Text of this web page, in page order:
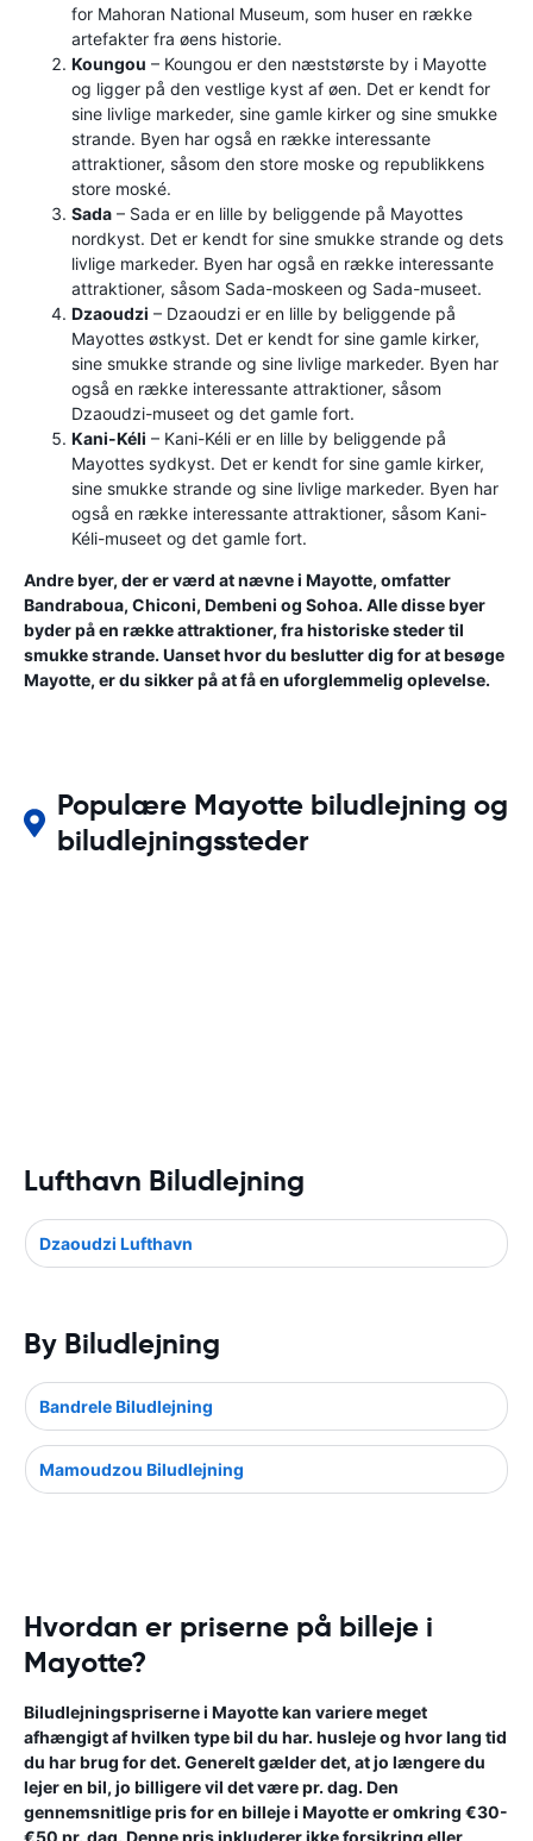
for Mahoran National Museum, som huser en række
artefakter fra øens historie.
Koungou – Koungou er den næststørste by i Mayotte
og ligger på den vestlige kyst af øen. Det er kendt for
sine livlige markeder, sine gamle kirker og sine smukke
strande. Byen har også en række interessante
attraktioner, såsom den store moske og republikkens
store moské.
Sada – Sada er en lille by beliggende på Mayottes
nordkyst. Det er kendt for sine smukke strande og dets
livlige markeder. Byen har også en række interessante
attraktioner, såsom Sada-moskeen og Sada-museet.
Dzaoudzi – Dzaoudzi er en lille by beliggende på
Mayottes østkyst. Det er kendt for sine gamle kirker,
sine smukke strande og sine livlige markeder. Byen har
også en række interessante attraktioner, såsom
Dzaoudzi-museet og det gamle fort.
Kani-Kéli – Kani-Kéli er en lille by beliggende på
Mayottes sydkyst. Det er kendt for sine gamle kirker,
sine smukke strande og sine livlige markeder. Byen har
også en række interessante attraktioner, såsom Kani-
Kéli-museet og det gamle fort.
Andre byer, der er værd at nævne i Mayotte, omfatter
Bandraboua, Chiconi, Dembeni og Sohoa. Alle disse byer
byder på en række attraktioner, fra historiske steder til
smukke strande. Uanset hvor du beslutter dig for at besøge
Mayotte, er du sikker på at få en uforglemmelig oplevelse.
Populære Mayotte biludlejning og
biludlejningssteder
Lufthavn Biludlejning
Dzaoudzi Lufthavn
By Biludlejning
Bandrele Biludlejning
Mamoudzou Biludlejning
Hvordan er priserne på billeje i
Mayotte?
Biludlejningspriserne i Mayotte kan variere meget
afhængigt af hvilken type bil du har. husleje og hvor lang tid
du har brug for det. Generelt gælder det, at jo længere du
lejer en bil, jo billigere vil det være pr. dag. Den
gennemsnitlige pris for en billeje i Mayotte er omkring €30-
€50 pr. dag. Denne pris inkluderer ikke forsikring eller